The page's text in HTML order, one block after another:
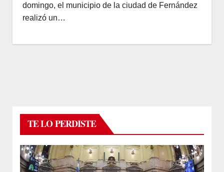
domingo, el municipio de la ciudad de Fernández
realizó un…
TE LO PERDISTE